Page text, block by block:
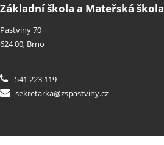
Základní škola a Mateřská škola
Pastviny 70
624 00, Brno
541 223 119
sekretarka@zspastviny.cz